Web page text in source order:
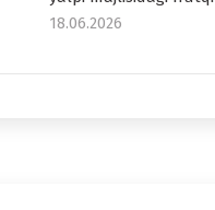
18.06.2026